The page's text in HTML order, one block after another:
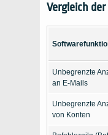
Vergleich
Unbegrenzte
an E-Mails
Unbegrenzte
von Konten